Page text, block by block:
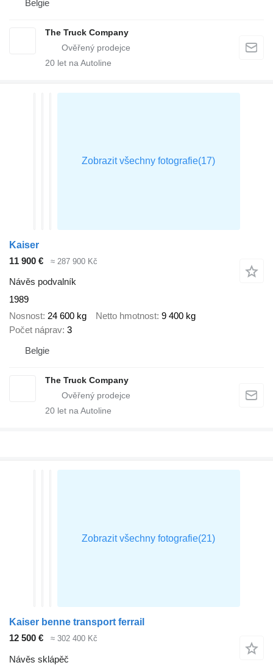
Belgie
The Truck Company
20 let na Autoline
Kaiser
11 900 €
≈ 287 900 Kč
Návěs podvalník
1989
Nosnost 24 600 kg Netto hmotnost 9 400 kg
Počet náprav 3
Belgie
The Truck Company
20 let na Autoline
Kaiser benne transport ferrail
12 500 €
≈ 302 400 Kč
Návěs sklápěč